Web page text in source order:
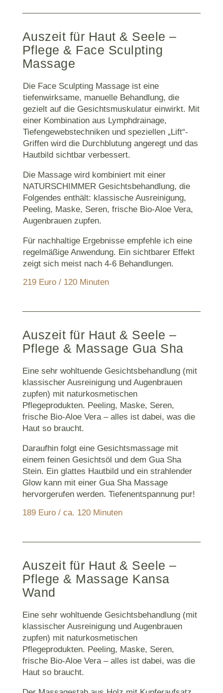
Auszeit für Haut & Seele –
Pflege & Face Sculpting
Massage
Die Face Sculpting Massage ist eine
tiefenwirksame, manuelle Behandlung, die
gezielt auf die Gesichtsmuskulatur einwirkt. Mit
einer Kombination aus Lymphdrainage,
Tiefengewebstechniken und speziellen „Lift“-
Griffen wird die Durchblutung angeregt und das
Hautbild sichtbar verbessert.
Die Massage wird kombiniert mit einer
NATURSCHIMMER Gesichtsbehandlung, die
Folgendes enthält: klassische Ausreinigung,
Peeling, Maske, Seren, frische Bio-Aloe Vera,
Augenbrauen zupfen.
Für nachhaltige Ergebnisse empfehle ich eine
regelmäßige Anwendung. Ein sichtbarer Effekt
zeigt sich meist nach 4-6 Behandlungen.
219 Euro / 120 Minuten
Auszeit für Haut & Seele –
Pflege & Massage Gua Sha
Eine sehr wohltuende Gesichtsbehandlung (mit
klassischer Ausreinigung und Augenbrauen
zupfen) mit naturkosmetischen
Pflegeprodukten. Peeling, Maske, Seren,
frische Bio-Aloe Vera – alles ist dabei, was die
Haut so braucht.
Daraufhin folgt eine Gesichtsmassage mit
einem feinen Gesichtsöl und dem Gua Sha
Stein. Ein glattes Hautbild und ein strahlender
Glow kann mit einer Gua Sha Massage
hervorgerufen werden. Tiefenentspannung pur!
189 Euro / ca. 120 Minuten
Auszeit für Haut & Seele –
Pflege & Massage Kansa
Wand
Eine sehr wohltuende Gesichtsbehandlung (mit
klassischer Ausreinigung und Augenbrauen
zupfen) mit naturkosmetischen
Pflegeprodukten. Peeling, Maske, Seren,
frische Bio-Aloe Vera – alles ist dabei, was die
Haut so braucht.